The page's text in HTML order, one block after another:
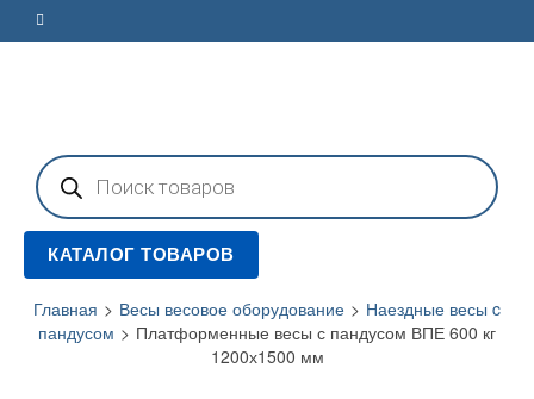
Поиск
товаров
КАТАЛОГ ТОВАРОВ
Главная > Весы весовое оборудование > Наездные весы c
пандусом > Платформенные весы с пандусом ВПЕ 600 кг
1200х1500 мм